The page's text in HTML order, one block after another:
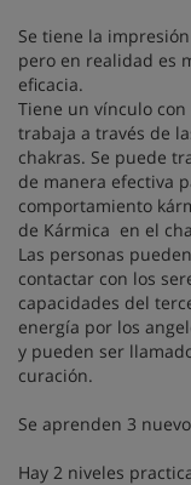
Se tiene la
pero en realidad es
eficacia.
Tiene un vínculo
trabaja a través de
chakras. Se puede
de manera efectiva
comportamiento
de Kármica en el
Las personas
contactar con los
capacidades del
energía por los
y pueden ser
curación.
Se aprenden 3
Hay 2 niveles